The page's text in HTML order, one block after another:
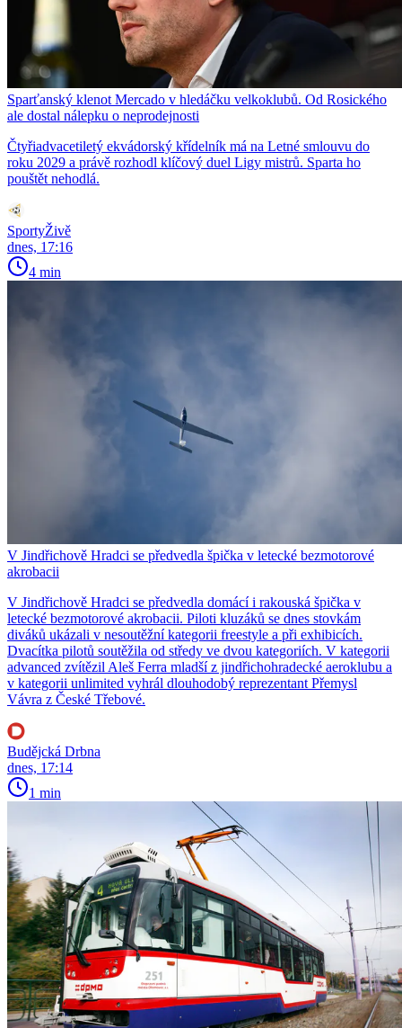
Sparťanský klenot Mercado v hledáčku velkoklubů. Od Rosického
ale dostal nálepku o neprodejnosti
Čtyřiadvacetiletý ekvádorský křídelník má na Letné smlouvu do
roku 2029 a právě rozhodl klíčový duel Ligy mistrů. Sparta ho
pouštět nehodlá.
SportyŽivě
dnes, 17:16
4 min
V Jindřichově Hradci se předvedla špička v letecké bezmotorové
akrobacii
V Jindřichově Hradci se předvedla domácí i rakouská špička v
letecké bezmotorové akrobacii. Piloti kluzáků se dnes stovkám
diváků ukázali v nesoutěžní kategorii freestyle a při exhibicích.
Dvacítka pilotů soutěžila od středy ve dvou kategoriích. V kategorii
advanced zvítězil Aleš Ferra mladší z jindřichohradecké aeroklubu a
v kategorii unlimited vyhrál dlouhodobý reprezentant Přemysl
Vávra z České Třebové.
Budějcká Drbna
dnes, 17:14
1 min